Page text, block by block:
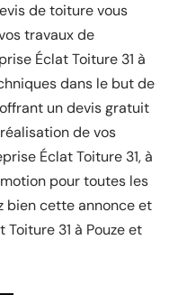
de toiture vous
travaux de
Éclat Toiture 31 à
dans le but de
un devis gratuit
de vos
Éclat Toiture 31, à
pour toutes les
bien cette annonce et
31 à Pouze et